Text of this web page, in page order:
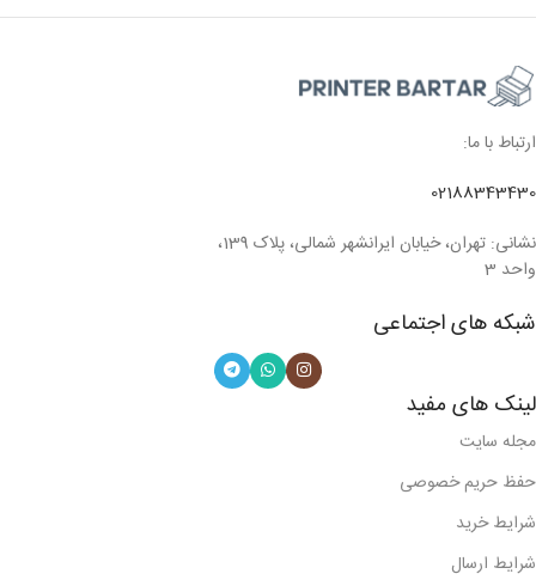
ارتباط با ما:
02188343430
نشانی: تهران، خیابان ایرانشهر شمالی، پلاک 139،
واحد 3
شبکه های اجتماعی
لینک های مفید
مجله سایت
حفظ حریم خصوصی
شرایط خرید
شرایط ارسال